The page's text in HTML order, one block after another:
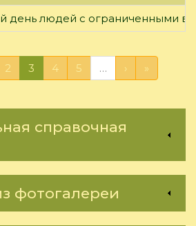
день людей с ограниченными
2 3 4 5 … › »
справочная
фотогалереи